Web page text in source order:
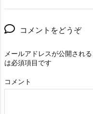
コメントをどうぞ
メールアドレスが公開され
は必須項目です
コメント